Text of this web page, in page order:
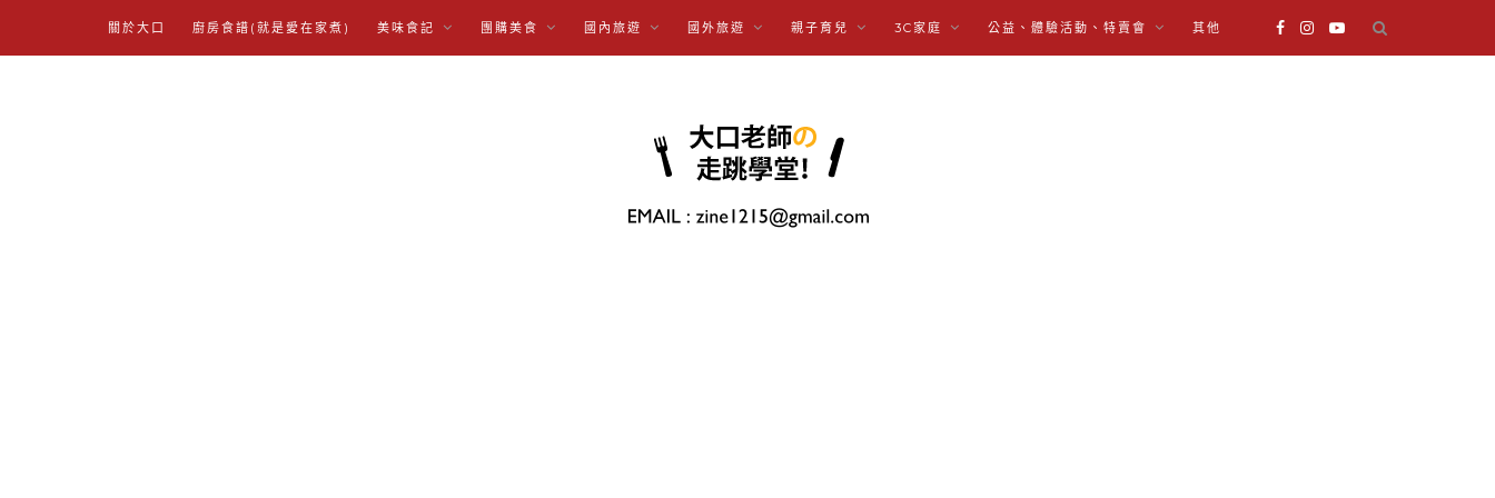
關於大口 廚房食譜(就是愛在家煮) 美味食記 團購美食 國內旅遊 國外旅遊 親子育兒 3C家庭 公益、體驗活動、特賣會 其他